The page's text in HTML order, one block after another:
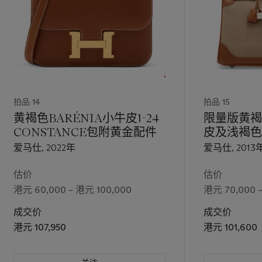
拍品 14
黄褐色BARÉNIA小牛皮1-24
CONSTANCE包附黄金配件
爱马仕, 2022年
估价
港元 60,000 – 港元 100,000
成交价
港元 107,950
拍品 15
限量版黄
皮及浅褐
GHILLIES
爱马仕, 2013
估价
港元 70,000
成交价
港元 101,600